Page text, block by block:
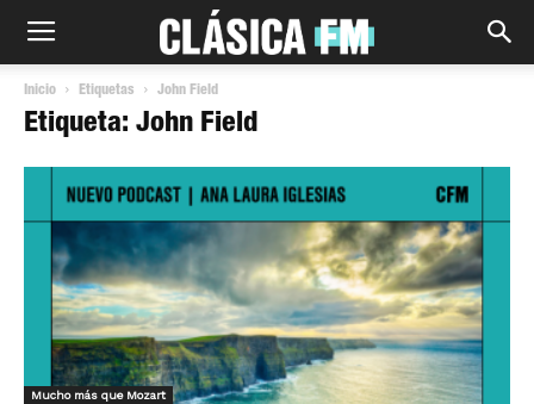
Inicio Etiquetas John Field
Etiqueta: John Field
Mucho más que Mozart